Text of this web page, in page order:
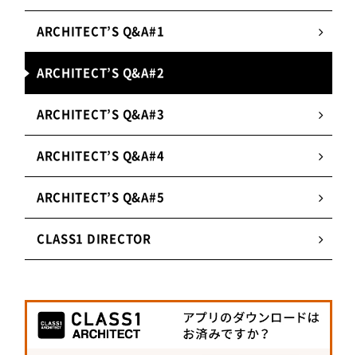
ARCHITECT’S Q&A#1
ARCHITECT’S Q&A#2
ARCHITECT’S Q&A#3
ARCHITECT’S Q&A#4
ARCHITECT’S Q&A#5
CLASS1 DIRECTOR